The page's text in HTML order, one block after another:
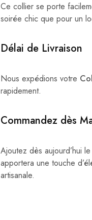
Ce collier se porte
soirée chic que pour un
Délai de Livraison
Nous expédions votre
rapidement.
Commandez dès
Ajoutez dès aujourd’hui le
apportera une touche
artisanale.